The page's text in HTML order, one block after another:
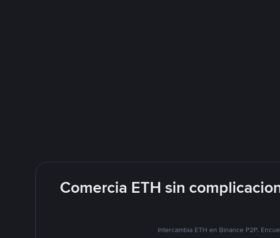
Comercia ETH sin
Intercambia ETH en Binance P2P.